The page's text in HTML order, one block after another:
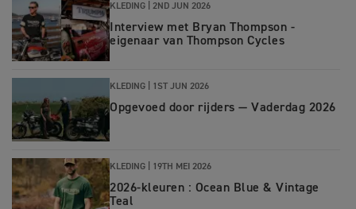
KLEDING | 2ND JUN 2026
Interview met Bryan Thompson -
eigenaar van Thompson Cycles
KLEDING | 1ST JUN 2026
Opgevoed door rijders — Vaderdag 2026
KLEDING | 19TH MEI 2026
2026-kleuren : Ocean Blue & Vintage
Teal